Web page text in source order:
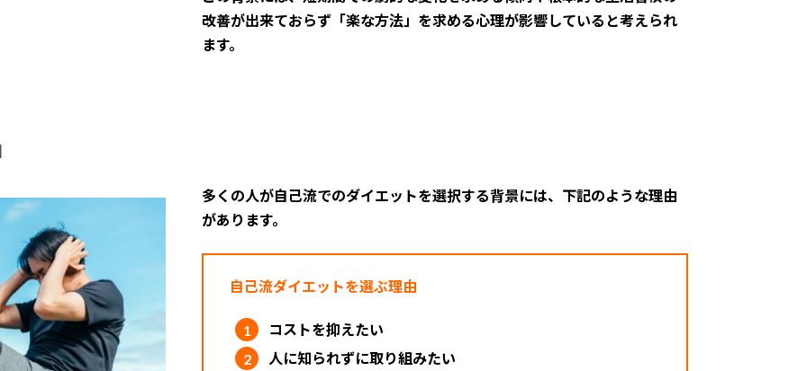
改善が出来ておらず「楽な方法」を求める心理が影響していると考えられ
ます。
多くの人が自己流でのダイエットを選択する背景には、下記のような理由
があります。
自己流ダイエットを選ぶ理由
コストを抑えたい
人に知られずに取り組みたい